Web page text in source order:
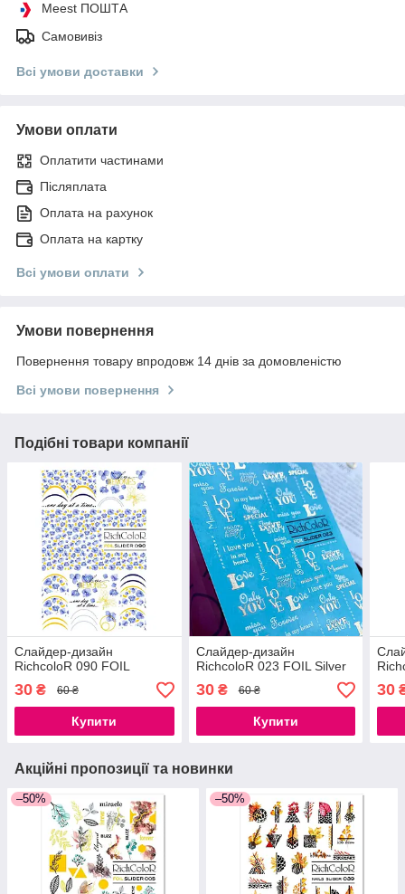
Meest ПОШТА
Самовивіз
Всі умови доставки
Умови оплати
Оплатити частинами
Післяплата
Оплата на рахунок
Оплата на картку
Всі умови оплати
Умови повернення
Повернення товару впродовж 14 днів за домовленістю
Всі умови повернення
Подібні товари компанії
Слайдер-дизайн
RichcoloR 090 FOIL
30 ₴ 60 ₴
Купити
Слайдер-дизайн
RichcoloR 023 FOIL Silver
30₴ 60 ₴
Купити
30
Акційні пропозиції та новинки
–50% –50%